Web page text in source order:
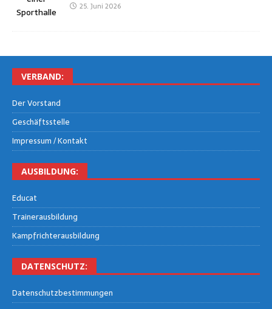
25. Juni 2026
VER­BAND:
Der Vor­stand
Geschäfts­stel­le
Impres­sum / Kontakt
AUS­BIL­DUNG:
Edu­cat
Trai­ner­aus­bil­dung
Kampf­rich­ter­aus­bil­dung
DATEN­SCHUTZ:
Daten­schutz­be­stim­mun­gen